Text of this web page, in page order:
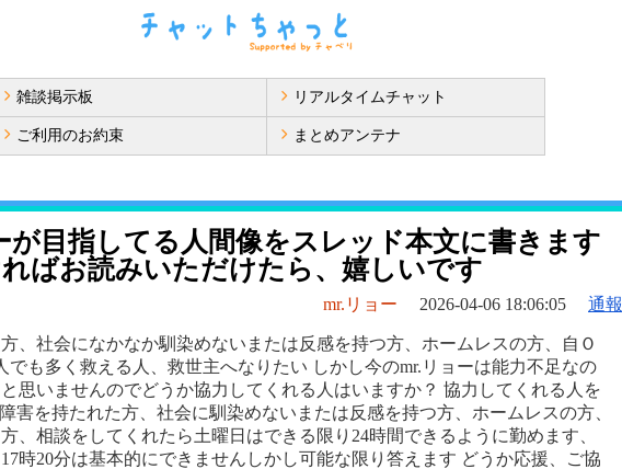
雑談掲示板 リアルタイムチャット
ご利用のお約束 まとめアンテナ
が目指してる人間像をスレッド本文に書きます
ばお読みいただけたら、嬉しいです
mr.リョー 2026-04-06 18:06:05 通報
、社会になかなか馴染めないまたは反感を持つ方、ホームレスの方、自Ｏ
でも多く救える人、救世主へなりたい しかし今のmr.リョーは能力不足なの
思いませんのでどうか協力してくれる人はいますか？ 協力してくれる人を
害を持たれた方、社会に馴染めないまたは反感を持つ方、ホームレスの方、
、相談をしてくれたら土曜日はできる限り24時間できるように勤めます、
時20分は基本的にできませんしかし可能な限り答えます どうか応援、ご協